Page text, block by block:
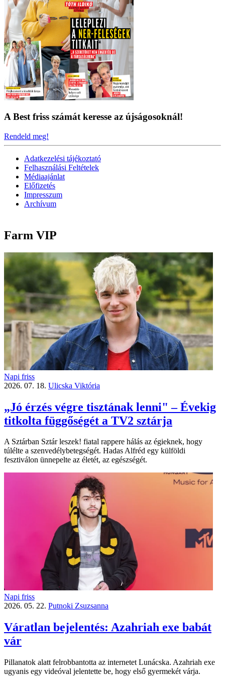
A Best friss számát keresse az újságosoknál!
Rendeld meg!
Adatkezelési tájékoztató
Felhasználási Feltételek
Médiaajánlat
Előfizetés
Impresszum
Archívum
Farm VIP
Napi friss
2026. 07. 18. Ulicska Viktória
„Jó érzés végre tisztának lenni" – Évekig
titkolta függőségét a TV2 sztárja
A Sztárban Sztár leszek! fiatal rappere hálás az égieknek, hogy
túlélte a szenvedélybetegségét. Hadas Alfréd egy külföldi
fesztiválon ünnepelte az életét, az egészségét.
Napi friss
2026. 05. 22. Putnoki Zsuzsanna
Váratlan bejelentés: Azahriah exe babát
vár
Pillanatok alatt felrobbantotta az internetet Lunácska. Azahriah exe
ugyanis egy videóval jelentette be, hogy első gyermekét várja.